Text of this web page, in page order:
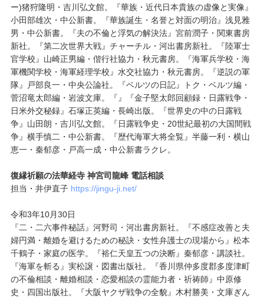
ー)猪狩隆明・吉川弘文館。『華族・近代日本貴族の虚像と実像』
小田部雄次・中公新書。『華族誕生・名誉と対面の明治』浅見雅
男・中公新書。『夫の不倫と浮気の解決法』宮前潤子・関東書房
新社。『第二次世界大戦』チャーチル・河出書房新社。『陸軍士
官学校』山崎正男編・偕行社協力・秋元書房。『海軍兵学校・海
軍機関学校・海軍経理学校』水交社協力・秋元書房。『逆説の軍
隊』戸部良一・中央公論社。『ベルツの日記』トク・ベルツ編・
菅沼竜太郎編・岩波文庫。『』『金子堅太郎回顧録・日露戦争・
日米外交秘録』石塚正英編・長崎出版。『世界史の中の日露戦
争』山田朗・吉川弘文館。『日露戦争史・20世紀最初の大国間戦
争』横手慎二・中公新書。『歴代海軍大将全覧』半藤一利・横山
恵一・秦郁彦・戸高一成・中公新書ラクレ。
復縁祈願の法華経寺 神宮司龍峰 電話相談
担当・井伊直子 https://jingu-ji.net/
令和3年10月30日
『二・二六事件秘話』河野司・河出書房新社。『不感症改善と夫
婦円満・離婚を避けるための秘訣・女性弁護士の現場から』松本
千鶴子・家庭の医学。『裕仁天皇五つの決断』秦郁彦・講談社。
『海軍を斬る』実松譲・図書出版社。『香川県仲多度郡多度津町
の不倫相談・離婚相談・恋愛相談の霊能力者・祈祷師』中原修
史・四国出版社。『大阪ヤクザ戦争の全貌』木村勝美・文庫ぎん